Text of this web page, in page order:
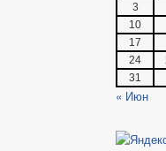
3
10
17
24
31
« Июн